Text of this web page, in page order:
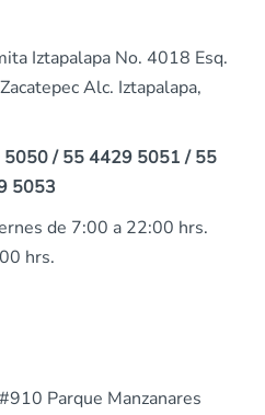
Iztapalapa No. 4018 Esq.
Alc. Iztapalapa,
/ 55 4429 5051 / 55
5053
de 7:00 a 22:00 hrs.
hrs.
Parque Manzanares